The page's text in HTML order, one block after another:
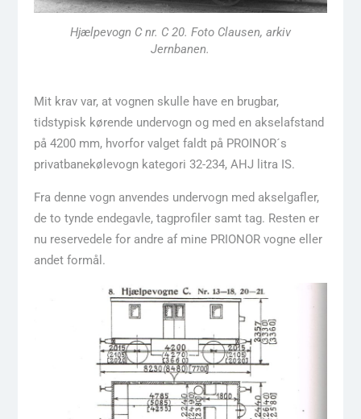
Hjælpevogn C nr. C 20. Foto Clausen, arkiv
Jernbanen.
Mit krav var, at vognen skulle have en brugbar,
tidstypisk kørende undervogn og med en akselafstand
på 4200 mm, hvorfor valget faldt på PROINOR´s
privatbanekølevogn kategori 32-234, AHJ litra IS.
Fra denne vogn anvendes undervogn med akselgafler,
de to tynde endegavle, tagprofiler samt tag. Resten er
nu reservedele for andre af mine PRIONOR vogne eller
andet formål.